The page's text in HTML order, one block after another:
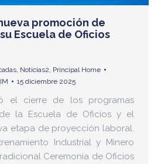
promoción de
Escuela de Oficios
, Noticias2, Principal Home
15 diciembre 2025
el cierre de los programas
la Escuela de Oficios y el
etapa de proyección laboral.
Industrial y Minero
Ceremonia de Oficios